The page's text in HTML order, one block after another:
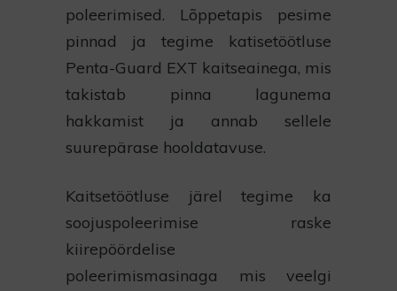
poleerimised. Lõppetapis pesime
pinnad ja tegime katisetöötluse
Penta-Guard EXT kaitseainega, mis
takistab pinna lagunema
hakkamist ja annab sellele
suurepärase hooldatavuse.
Kaitsetöötluse järel tegime ka
soojuspoleerimise raske
kiirepöördelise
poleerimismasinaga mis veelgi